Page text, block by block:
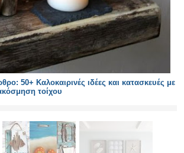
50+ Καλοκαιρινές ιδέες και κατασκευές με
τοίχου